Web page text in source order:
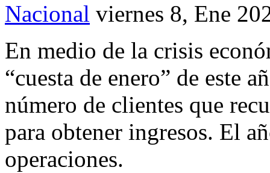
Nacional viernes 8, Ene
En medio de la crisis
“cuesta de enero” de este
número de clientes que
para obtener ingresos. El
operaciones.